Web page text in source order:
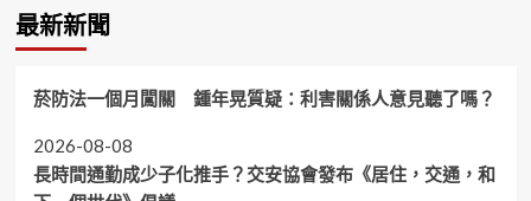
最新新聞
菸防法一個月闖關 鍾年晃質疑：利害關係人意見聽了嗎？
2026-08-08
長時間通勤成少子化推手？交安協會發布《居住，交通，和